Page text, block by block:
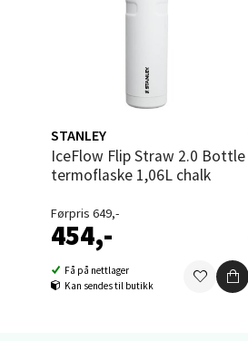
STANLEY
IceFlow Flip Straw 2.0 Bottle
termoflaske 1,06L chalk
Førpris 649,-
454,-
Få på nettlager
Kan sendes til butikk